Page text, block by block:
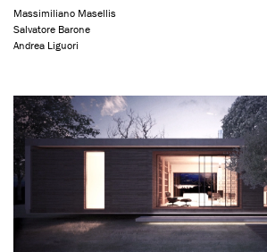
Massimiliano Masellis
Salvatore Barone
Andrea Liguori